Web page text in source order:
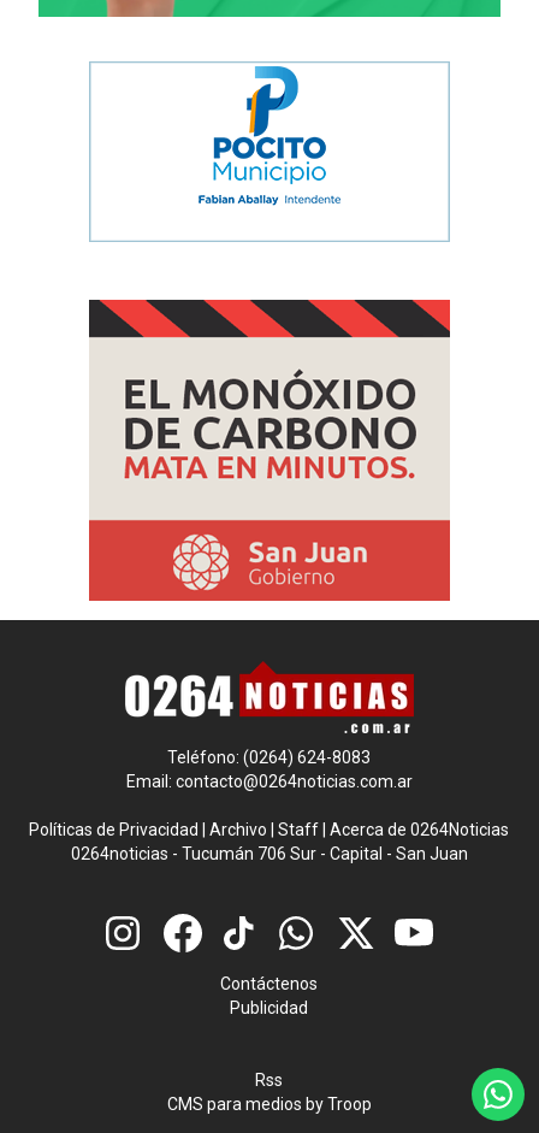
Teléfono: (0264) 624-8083
Email: contacto@0264noticias.com.ar
Políticas de Privacidad |Archivo |Staff |Acerca de 0264Noticias
0264noticias - Tucumán 706 Sur - Capital - San Juan
Contáctenos
Publicidad
Rss
CMS para medios byTroop